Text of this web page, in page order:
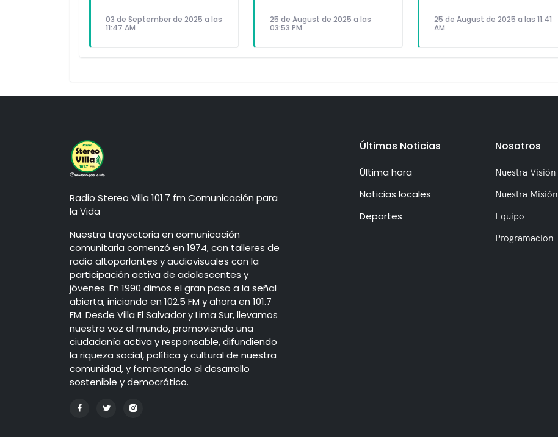
03 de September de 2025 a las
11:47 AM
25 de August de 2025 a las
03:53 PM
25 de August de 2025 a las 11:41
AM
Radio Stereo Villa 101.7 fm Comunicación para
la Vida
Nuestra trayectoria en comunicación
comunitaria comenzó en 1974, con talleres de
radio altoparlantes y audiovisuales con la
participación activa de adolescentes y
jóvenes. En 1990 dimos el gran paso a la señal
abierta, iniciando en 102.5 FM y ahora en 101.7
FM. Desde Villa El Salvador y Lima Sur, llevamos
nuestra voz al mundo, promoviendo una
ciudadanía activa y responsable, difundiendo
la riqueza social, política y cultural de nuestra
comunidad, y fomentando el desarrollo
sostenible y democrático.
Últimas Noticias
Última hora
Noticias locales
Deportes
Nosotros
Nuestra Visión
Nuestra Misión
Equipo
Programacion